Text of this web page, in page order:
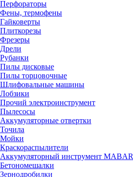
Перфораторы
Фены, термофены
Гайковерты
Плиткорезы
Фрезеры
Дрели
Рубанки
Пилы дисковые
Пилы торцовочные
Шлифовальные машины
Лобзики
Прочий электроинструмент
Пылесосы
Аккумуляторные отвертки
Точила
Мойки
Краскораспылители
Аккумуляторный инструмент MABAR
Бетономешалки
Зернодробилки